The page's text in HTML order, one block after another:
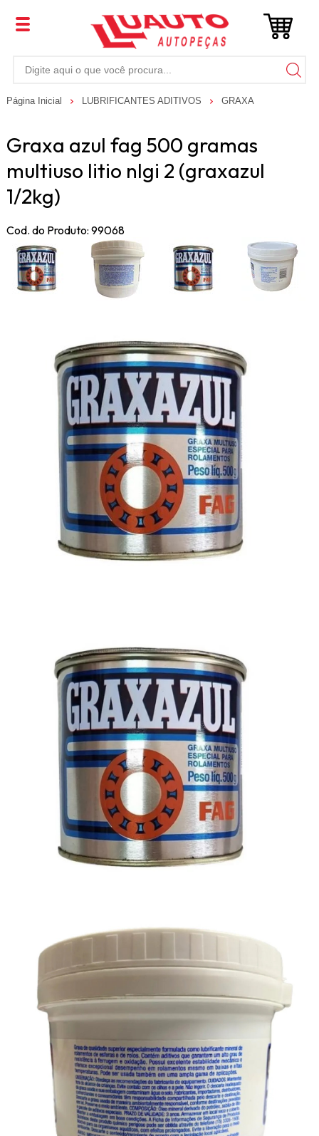
Página Inicial LUBRIFICANTES ADITIVOS GRAXA
Graxa azul fag 500 gramas
multiuso litio nlgi 2 (graxazul
1/2kg)
Cod. do Produto: 99068